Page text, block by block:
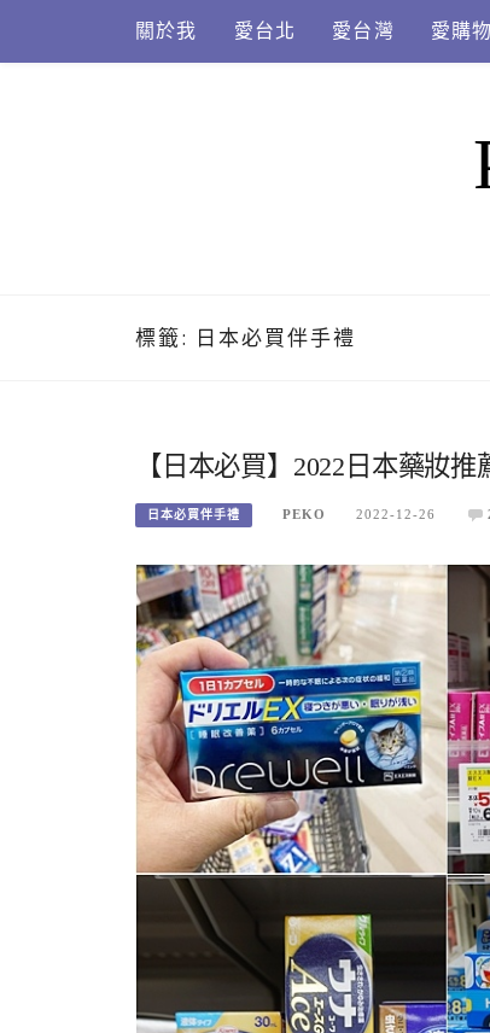
content
關於我 愛台北 愛台灣 愛購物
標籤: 日本必買伴手禮
【日本必買】2022日本藥妝
日本必買伴手禮 PEKO 2022-12-26